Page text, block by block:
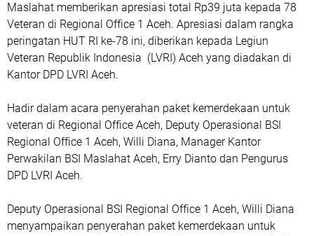
Maslahat memberikan apresiasi total Rp39 juta kepada 78
Veteran di Regional Office 1 Aceh. Apresiasi dalam rangka
peringatan HUT RI ke-78 ini, diberikan kepada Legiun
Veteran Republik Indonesia (LVRI) Aceh yang diadakan di
Kantor DPD LVRI Aceh.
Hadir dalam acara penyerahan paket kemerdekaan untuk
veteran di Regional Office Aceh, Deputy Operasional BSI
Regional Office 1 Aceh, Willi Diana, Manager Kantor
Perwakilan BSI Maslahat Aceh, Erry Dianto dan Pengurus
DPD LVRI Aceh.
Deputy Operasional BSI Regional Office 1 Aceh, Willi Diana
menyampaikan penyerahan paket kemerdekaan untuk